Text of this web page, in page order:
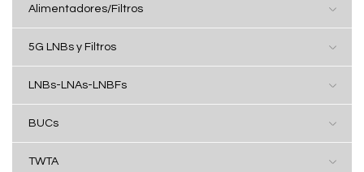
Alimentadores/Filtros
5G LNBs y Filtros
LNBs-LNAs-LNBFs
BUCs
TWTA